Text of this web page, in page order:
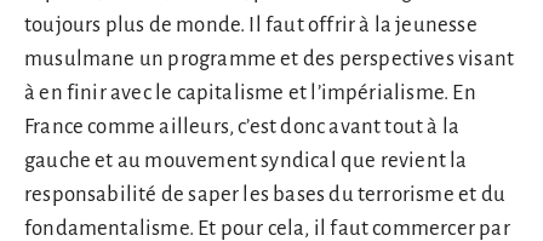
toujours plus de monde. Il faut offrir à la jeunesse
musulmane un programme et des perspectives visant
à en finir avec le capitalisme et l’impérialisme. En
France comme ailleurs, c’est donc avant tout à la
gauche et au mouvement syndical que revient la
responsabilité de saper les bases du terrorisme et du
fondamentalisme. Et pour cela, il faut commercer par